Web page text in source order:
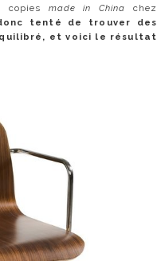
copies made in China chez
tenté de trouver des
et voici le résultat